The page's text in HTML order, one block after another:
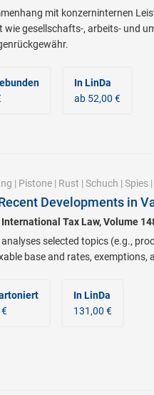
mit konzerninternen
wie gesellschafts-, arbeits- und
In LinDa
ab 52,00 €
| Pistone| Rust | Schuch | Spies|
Developments in
Tax Law, Volume
selected topics (e.g.,
base and rates,
In LinDa
131,00 €